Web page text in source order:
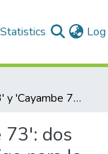
Statistics
'Romero 73' y 'Cayambe 73': dos nuevas variedades de trigo para la Sierra ecuatoriana
73': dos